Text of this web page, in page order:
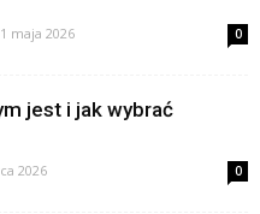
maja 2026 0
jest i jak wybrać
2026 0